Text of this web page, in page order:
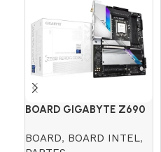
BOARD GIGABYTE Z690
BOARD, BOARD INTEL,